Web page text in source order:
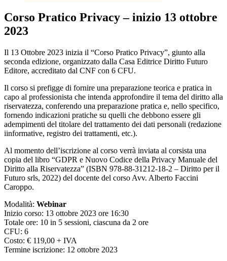
Corso Pratico Privacy – inizio 13 ottobre
2023
Il 13 Ottobre 2023 inizia il “Corso Pratico Privacy”, giunto alla
seconda edizione, organizzato dalla Casa Editrice Diritto Futuro
Editore, accreditato dal CNF con 6 CFU.
Il corso si prefigge di fornire una preparazione teorica e pratica in
capo al professionista che intenda approfondire il tema del diritto alla
riservatezza, conferendo una preparazione pratica e, nello specifico,
fornendo indicazioni pratiche su quelli che debbono essere gli
adempimenti del titolare del trattamento dei dati personali (redazione
iinformative, registro dei trattamenti, etc.).
Al momento dell’iscrizione al corso verrà inviata al corsista una
copia del libro “GDPR e Nuovo Codice della Privacy Manuale del
Diritto alla Riservatezza” (ISBN 978-88-31212-18-2 – Diritto per il
Futuro srls, 2022) del docente del corso Avv. Alberto Faccini
Caroppo.
Modalità: Webinar
Inizio corso: 13 ottobre 2023 ore 16:30
Totale ore: 10 in 5 sessioni, ciascuna da 2 ore
CFU: 6
Costo: € 119,00 + IVA
Termine iscrizione: 12 ottobre 2023